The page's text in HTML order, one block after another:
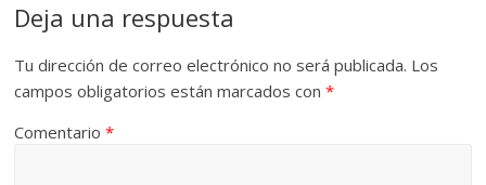
Deja una respuesta
Tu dirección de correo electrónico no será publicada. Los
campos obligatorios están marcados con*
Comentario*